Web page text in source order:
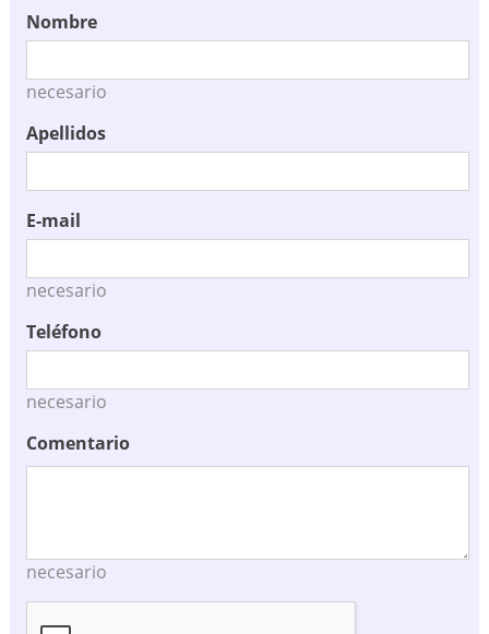
Nombre
necesario
Apellidos
E-mail
necesario
Teléfono
necesario
Comentario
necesario